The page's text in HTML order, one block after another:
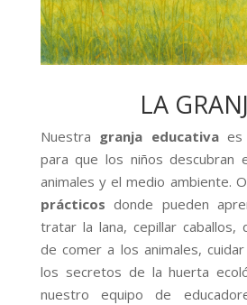
LA
Nuestra granja educativaes
para que los niños descubran
animales y el medio ambiente.
prácticos donde pueden
tratar la lana, cepillar caballos,
de comer a los animales,
los secretos de la huerta
nuestro equipo de